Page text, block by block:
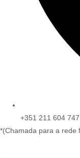
+351 211 604 747
*(Chamada para a rede